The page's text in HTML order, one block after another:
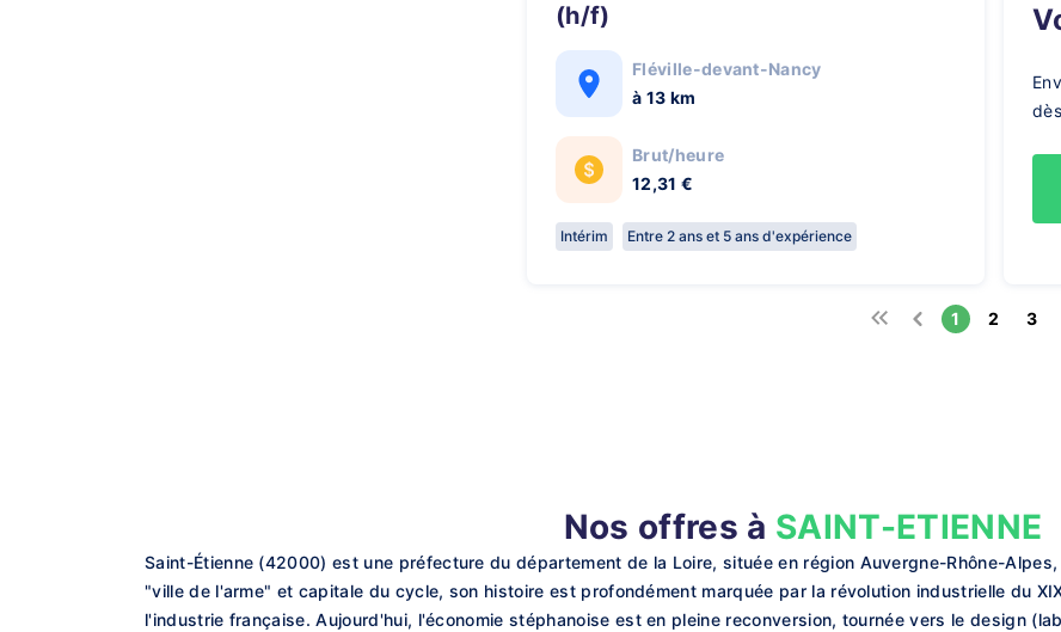
(h/f)
Fléville-devant-Nancy
à 13 km
Brut/heure
12,31 €
Intérim Entre 2 ans et 5 ans d'expérience
1 2 3
Nos offres à SAINT-ETIENNE
Saint-Étienne (42000) est une préfecture du département de la Loire, située en région Auvergne-Rhône-
"ville de l'arme" et capitale du cycle, son histoire est profondément marquée par la révolution industrielle du
l'industrie française. Aujourd'hui, l'économie stéphanoise est en pleine reconversion, tournée vers le design